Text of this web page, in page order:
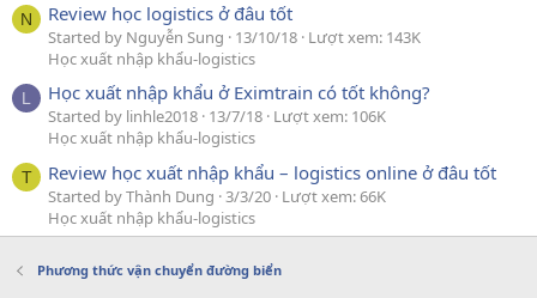
N Review học logistics ở đâu tốt
Started by Nguyễn Sung 13/10/18 Lượt xem: 143K
Học xuất nhập khẩu-logistics
L Học xuất nhập khẩu ở Eximtrain có tốt không?
Started by linhle2018 13/7/18 Lượt xem: 106K
Học xuất nhập khẩu-logistics
T Review học xuất nhập khẩu – logistics online ở đâu tốt
Started by Thành Dung 3/3/20 Lượt xem: 66K
Học xuất nhập khẩu-logistics
Phương thức vận chuyển đường biển